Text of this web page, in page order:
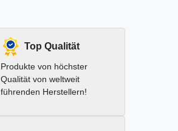
Top Qualität
Produkte von höchster
Qualität von weltweit
führenden Herstellern!